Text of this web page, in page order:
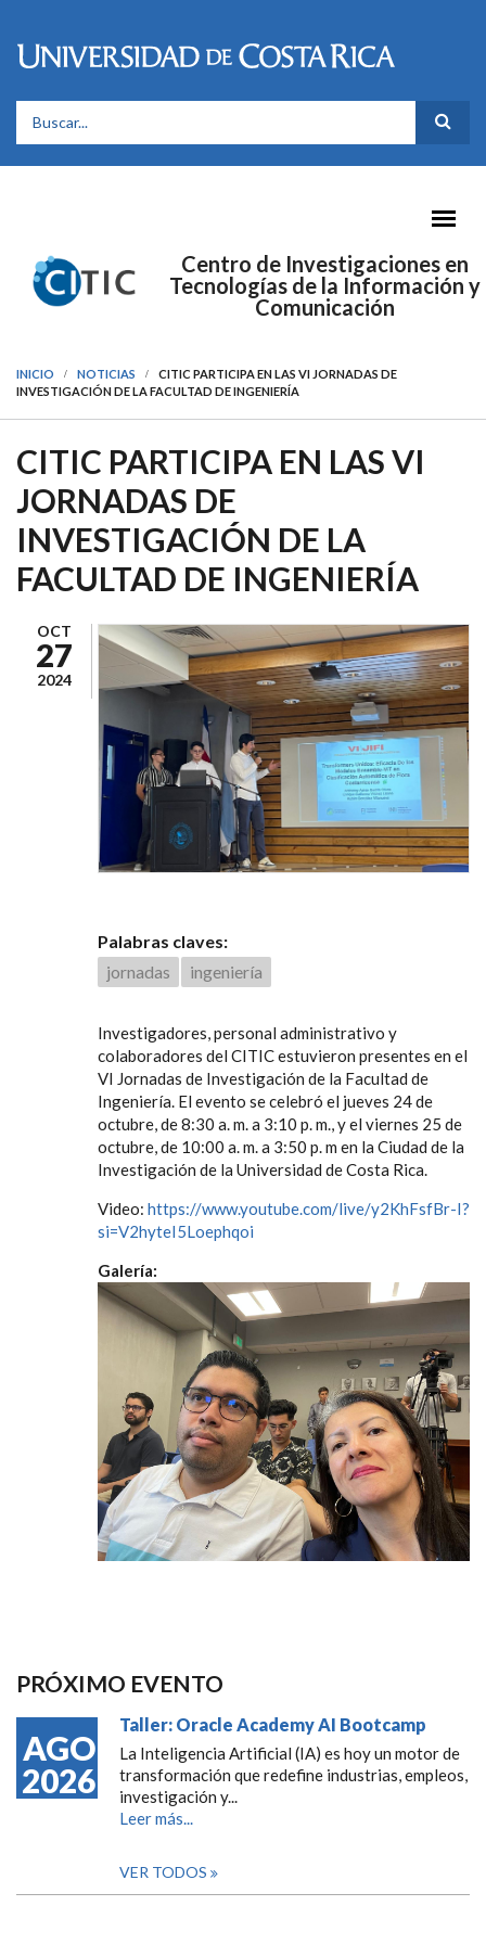
FORMULARIO DE BÚSQUEDA
Centro de Investigaciones en
Tecnologías de la Información y
Comunicación
INICIO NOTICIAS
CITIC PARTICIPA EN LAS VI JORNADAS DE
INVESTIGACIÓN DE LA FACULTAD DE INGENIERÍA
CITIC PARTICIPA EN LAS VI
JORNADAS DE
INVESTIGACIÓN DE LA
FACULTAD DE INGENIERÍA
OCT
27
2024
Palabras claves:
jornadas
ingeniería
Investigadores, personal administrativo y
colaboradores del CITIC estuvieron presentes en el
VI Jornadas de Investigación de la Facultad de
Ingeniería. El evento se celebró el jueves 24 de
octubre, de 8:30 a. m. a 3:10 p. m., y el viernes 25 de
octubre, de 10:00 a. m. a 3:50 p. m en la Ciudad de la
Investigación de la Universidad de Costa Rica.
Video: https://www.youtube.com/live/y2KhFsfBr-I?
si=V2hyteI5Loephqoi
Galería:
PRÓXIMO EVENTO
AGO
2026
Taller: Oracle Academy AI Bootcamp
La Inteligencia Artificial (IA) es hoy un motor de
transformación que redefine industrias, empleos,
investigación y...
Leer más...
VER TODOS